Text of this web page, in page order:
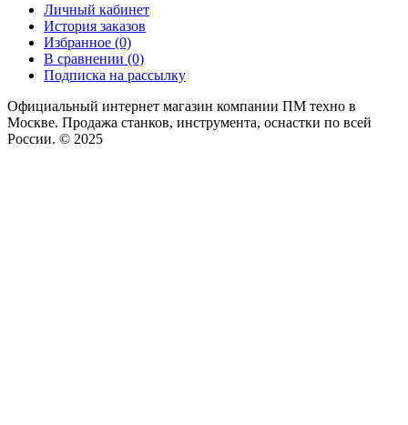
Личный кабинет
История заказов
Избранное (0)
В сравнении (0)
Подписка на рассылку
Официальный интернет магазин компании ПМ техно в
Москве. Продажа станков, инструмента, оснастки по всей
России. © 2025